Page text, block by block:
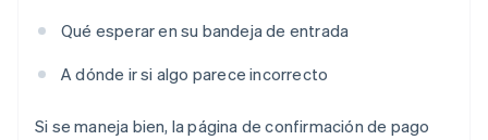
Qué esperar en su bandeja de entrada
A dónde ir si algo parece incorrecto
Si se maneja bien, la página de confirmación de pago